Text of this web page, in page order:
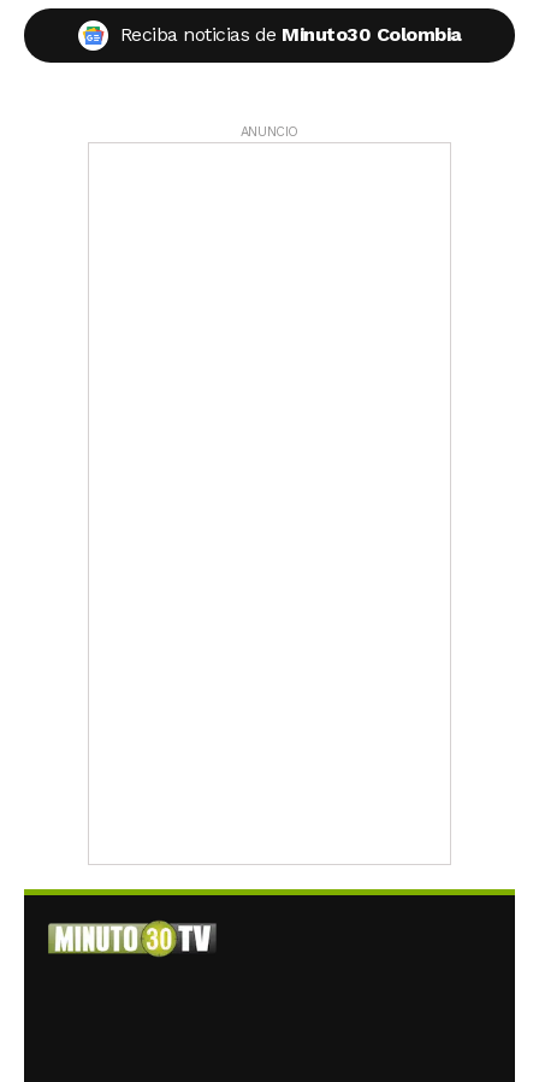
Reciba noticias de Minuto30 Colombia
ANUNCIO